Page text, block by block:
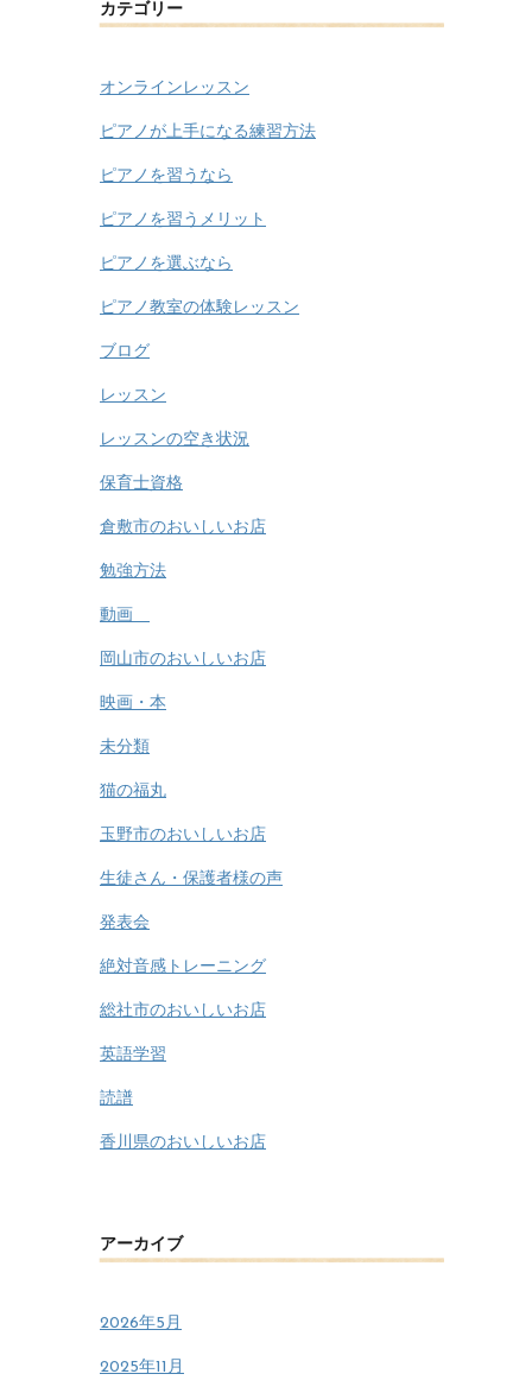
カテゴリー
オンラインレッスン
ピアノが上手になる練習方法
ピアノを習うなら
ピアノを習うメリット
ピアノを選ぶなら
ピアノ教室の体験レッスン
ブログ
レッスン
レッスンの空き状況
保育士資格
倉敷市のおいしいお店
勉強方法
動画
岡山市のおいしいお店
映画・本
未分類
猫の福丸
玉野市のおいしいお店
生徒さん・保護者様の声
発表会
絶対音感トレーニング
総社市のおいしいお店
英語学習
読譜
香川県のおいしいお店
アーカイブ
2026年5月
2025年11月